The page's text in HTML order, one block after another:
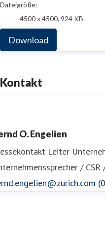
Dateigröße:
4500 x 4500, 924 KB
Download
Kontakt
O. Engelien
Leiter
/